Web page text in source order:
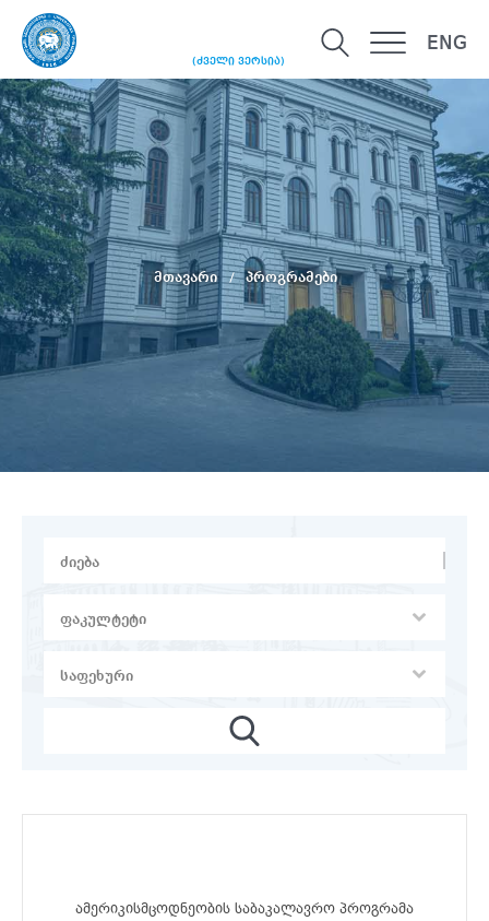
(ძველი ვერსია)
ENG
მთავარი პროგრამები
ამერიკისმცოდნეობის საბაკალავრო პროგრამა